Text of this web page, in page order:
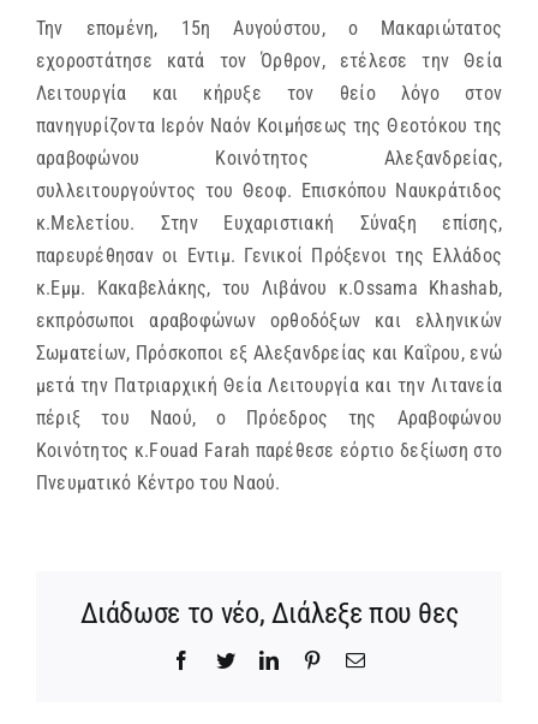
Την επομένη, 15η Αυγούστου, ο Μακαριώτατος
εχοροστάτησε κατά τον Όρθρον, ετέλεσε την Θεία
Λειτουργία και κήρυξε τον θείο λόγο στον
πανηγυρίζοντα Ιερόν Ναόν Κοιμήσεως της Θεοτόκου της
αραβοφώνου Κοινότητος Αλεξανδρείας,
συλλειτουργούντος του Θεοφ. Επισκόπου Ναυκράτιδος
κ.Μελετίου. Στην Ευχαριστιακή Σύναξη επίσης,
παρευρέθησαν οι Εντιμ. Γενικοί Πρόξενοι της Ελλάδος
κ.Εμμ. Κακαβελάκης, του Λιβάνου κ.Ossama Khashab,
εκπρόσωποι αραβοφώνων ορθοδόξων και ελληνικών
Σωματείων, Πρόσκοποι εξ Αλεξανδρείας και Καΐρου, ενώ
μετά την Πατριαρχική Θεία Λειτουργία και την Λιτανεία
πέριξ του Ναού, ο Πρόεδρος της Αραβοφώνου
Κοινότητος κ.Fouad Farah παρέθεσε εόρτιο δεξίωση στο
Πνευματικό Κέντρο του Ναού.
Διάδωσε το νέο, Διάλεξε που θες
Facebook
TwitterLinkedInPinterestEmail